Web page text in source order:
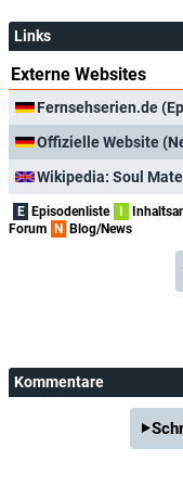
Links
Externe Websites
Fernsehserien.de
Offizielle Website
Wikipedia: Soul
E Episodenliste
Forum
N Blog/News
Kommentare